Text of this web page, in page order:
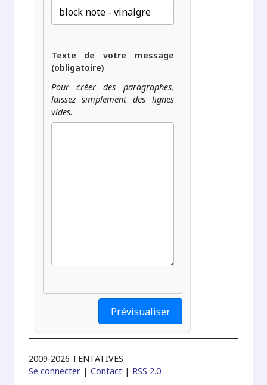
Texte de votre message
(obligatoire)
Pour créer des paragraphes,
laissez simplement des lignes
vides.
2009-2026 TENTATIVES
Se connecter |Contact | RSS 2.0